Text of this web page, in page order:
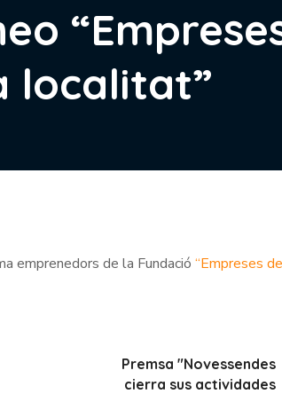
localitat”
emprenedors de la Fundació “Empreses
Premsa "Novessendes
cierra sus actividades